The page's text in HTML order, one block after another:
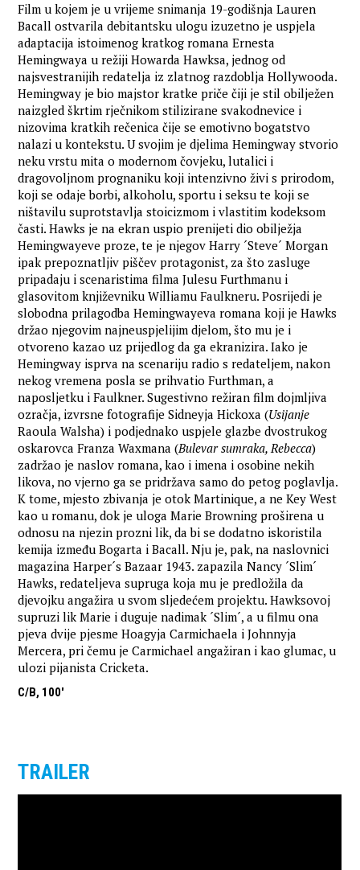
Film u kojem je u vrijeme snimanja 19-godišnja Lauren
Bacall ostvarila debitantsku ulogu izuzetno je uspjela
adaptacija istoimenog kratkog romana Ernesta
Hemingwaya u režiji Howarda Hawksa, jednog od
najsvestranijih redatelja iz zlatnog razdoblja Hollywooda.
Hemingway je bio majstor kratke priče čiji je stil obilježen
naizgled škrtim rječnikom stilizirane svakodnevice i
nizovima kratkih rečenica čije se emotivno bogatstvo
nalazi u kontekstu. U svojim je djelima Hemingway stvorio
neku vrstu mita o modernom čovjeku, lutalici i
dragovoljnom prognaniku koji intenzivno živi s prirodom,
koji se odaje borbi, alkoholu, sportu i seksu te koji se
ništavilu suprotstavlja stoicizmom i vlastitim kodeksom
časti. Hawks je na ekran uspio prenijeti dio obilježja
Hemingwayeve proze, te je njegov Harry ´Steve´ Morgan
ipak prepoznatljiv piščev protagonist, za što zasluge
pripadaju i scenaristima filma Julesu Furthmanu i
glasovitom književniku Williamu Faulkneru. Posrijedi je
slobodna prilagodba Hemingwayeva romana koji je Hawks
držao njegovim najneuspjelijim djelom, što mu je i
otvoreno kazao uz prijedlog da ga ekranizira. Iako je
Hemingway isprva na scenariju radio s redateljem, nakon
nekog vremena posla se prihvatio Furthman, a
naposljetku i Faulkner. Sugestivno režiran film dojmljiva
ozračja, izvrsne fotografije Sidneyja Hickoxa (Usijanje
Raoula Walsha) i podjednako uspjele glazbe dvostrukog
oskarovca Franza Waxmana (Bulevar sumraka, Rebecca)
zadržao je naslov romana, kao i imena i osobine nekih
likova, no vjerno ga se pridržava samo do petog poglavlja.
K tome, mjesto zbivanja je otok Martinique, a ne Key West
kao u romanu, dok je uloga Marie Browning proširena u
odnosu na njezin prozni lik, da bi se dodatno iskoristila
kemija između Bogarta i Bacall. Nju je, pak, na naslovnici
magazina Harper´s Bazaar 1943. zapazila Nancy ´Slim´
Hawks, redateljeva supruga koja mu je predložila da
djevojku angažira u svom sljedećem projektu. Hawksovoj
supruzi lik Marie i duguje nadimak ´Slim´, a u filmu ona
pjeva dvije pjesme Hoagyja Carmichaela i Johnnyja
Mercera, pri čemu je Carmichael angažiran i kao glumac, u
ulozi pijanista Cricketa.
C/B, 100'
TRAILER